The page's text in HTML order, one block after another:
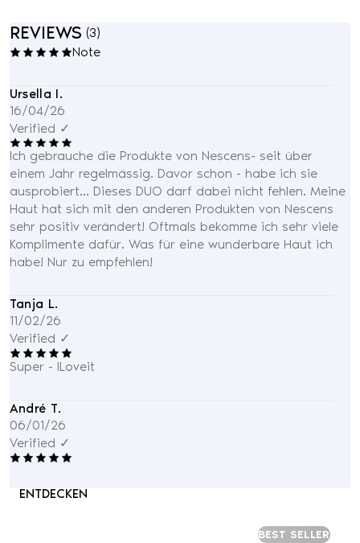
REVIEWS (3)
Note
Ursella I.
16/04/26
Verified ✓
Ich gebrauche die Produkte von Nescens- seit über
einem Jahr regelmässig. Davor schon - habe ich sie
ausprobiert... Dieses DUO darf dabei nicht fehlen. Meine
Haut hat sich mit den anderen Produkten von Nescens
sehr positiv verändert! Oftmals bekomme ich sehr viele
Komplimente dafür. Was für eine wunderbare Haut ich
habe! Nur zu empfehlen!
Tanja L.
11/02/26
Verified ✓
Super - ILoveit
André T.
06/01/26
Verified ✓
ENTDECKEN
BEST SELLER